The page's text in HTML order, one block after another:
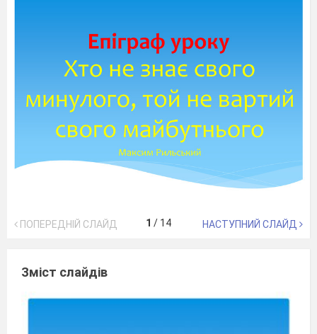
ПОПЕРЕДНІЙ СЛАЙД 1 / 14 НАСТУПНИЙ СЛАЙД
Зміст слайдів